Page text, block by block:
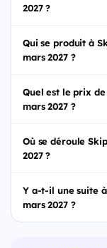
2027 ?
Qui se produit à
mars 2027 ?
Quel est le prix de
mars 2027 ?
Où se déroule
2027 ?
Y a-t-il une suite
mars 2027 ?